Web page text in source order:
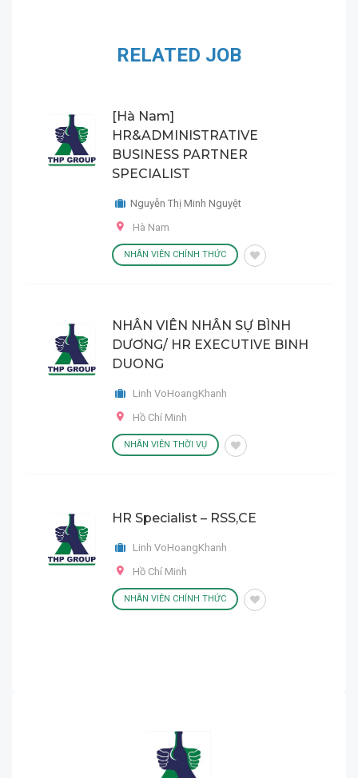
RELATED JOB
[Hà Nam]
HR&ADMINISTRATIVE
BUSINESS PARTNER
SPECIALIST
Nguyễn Thị Minh Nguyệt
Hà Nam
NHÂN VIÊN CHÍNH THỨC
NHÂN VIÊN NHÂN SỰ BÌNH
DƯƠNG/ HR EXECUTIVE BINH
DUONG
Linh VoHoangKhanh
Hồ Chí Minh
NHÂN VIÊN THỜI VỤ
HR Specialist – RSS,CE
Linh VoHoangKhanh
Hồ Chí Minh
NHÂN VIÊN CHÍNH THỨC